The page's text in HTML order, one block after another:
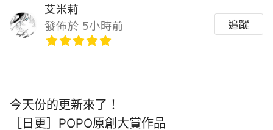
艾米莉
發佈於 5小時前
追蹤
今天份的更新來了！
［日更］POPO原創大賞作品